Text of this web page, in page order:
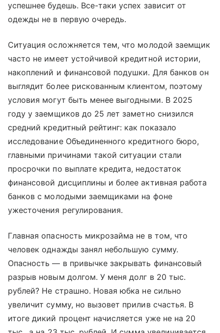
успешнее будешь. Все-таки успех зависит от
одежды не в первую очередь.
Ситуация осложняется тем, что молодой заемщик
часто не имеет устойчивой кредитной истории,
накоплений и финансовой подушки. Для банков он
выглядит более рискованным клиентом, поэтому
условия могут быть менее выгодными. В 2025
году у заемщиков до 25 лет заметно снизился
средний кредитный рейтинг: как показало
исследование Объединенного кредитного бюро,
главными причинами такой ситуации стали
просрочки по выплате кредита, недостаток
финансовой дисциплины и более активная работа
банков с молодыми заемщиками на фоне
ужесточения регулирования.
Главная опасность микрозайма не в том, что
человек однажды занял небольшую сумму.
Опасность — в привычке закрывать финансовый
разрыв новым долгом. У меня долг в 20 тыс.
рублей? Не страшно. Новая юбка не сильно
увеличит сумму, но вызовет прилив счастья. В
итоге дикий процент начисляется уже не на 20